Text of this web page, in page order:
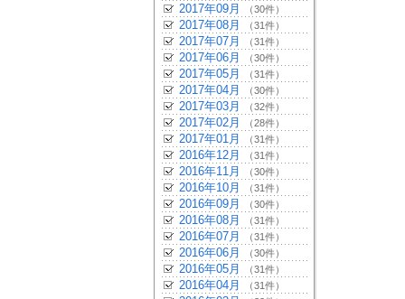
2017年09月 （30件）
2017年08月 （31件）
2017年07月 （31件）
2017年06月 （30件）
2017年05月 （31件）
2017年04月 （30件）
2017年03月 （32件）
2017年02月 （28件）
2017年01月 （31件）
2016年12月 （31件）
2016年11月 （30件）
2016年10月 （31件）
2016年09月 （30件）
2016年08月 （31件）
2016年07月 （31件）
2016年06月 （30件）
2016年05月 （31件）
2016年04月 （31件）